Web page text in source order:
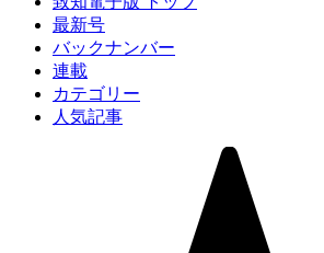
最新号
バックナンバー
連載
カテゴリー
人気記事